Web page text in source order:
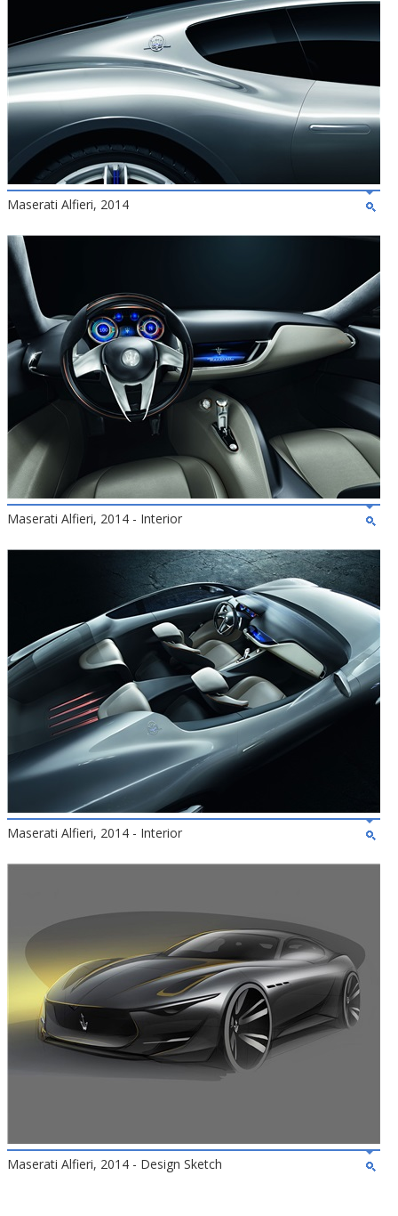
Maserati Alfieri, 2014
Maserati Alfieri, 2014 - Interior
Maserati Alfieri, 2014 - Interior
Maserati Alfieri, 2014 - Design Sketch